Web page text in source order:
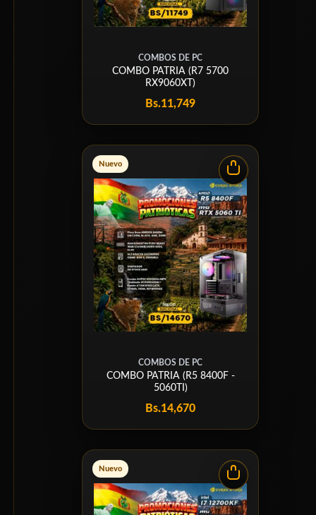
COMBOS DE PC
COMBO PATRIA (R7 5700
RX9060XT)
Bs.11,749
Nuevo
COMBOS DE PC
COMBO PATRIA (R5 8400F -
5060TI)
Bs.14,670
Nuevo